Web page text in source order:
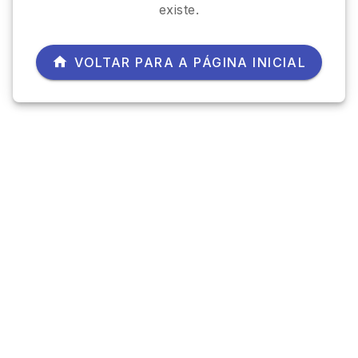
existe.
VOLTAR PARA A PÁGINA INICIAL